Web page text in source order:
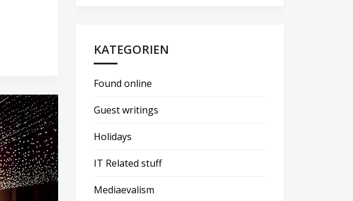
KATEGORIEN
Found online
Guest writings
Holidays
IT Related stuff
Mediaevalism